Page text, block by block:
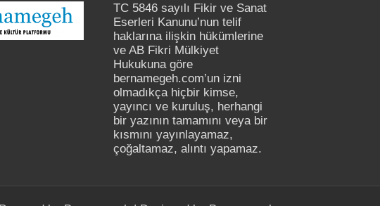
TC 5846 sayılı Fikir ve Sanat
Eserleri Kanunu’nun telif
haklarına ilişkin hükümlerine
ve AB Fikri Mülkiyet
Hukukuna göre
bernamegeh.com’un izni
olmadıkça hiçbir kimse,
yayıncı ve kuruluş, herhangi
bir yazının tamamını veya bir
kısmını yayınlayamaz,
çoğaltamaz, alıntı yapamaz.